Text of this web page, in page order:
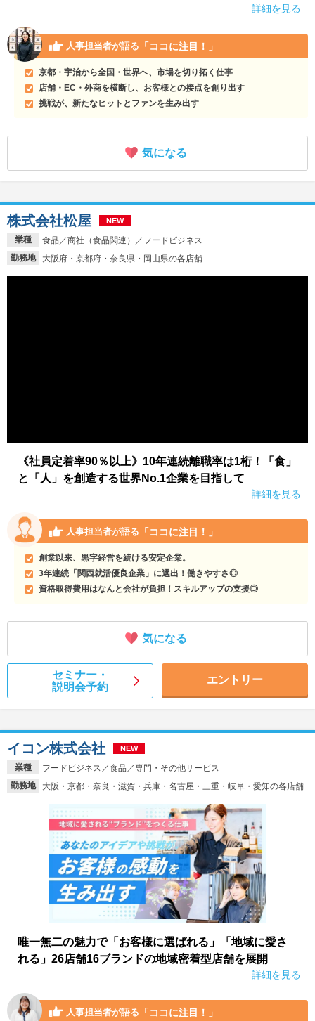
詳細を見る
人事担当者が語る 「ココに注目！」
京都・宇治から全国・世界へ、市場を切り拓く仕事
店舗・EC・外商を横断し、お客様との接点を創り出す
挑戦が、新たなヒットとファンを生み出す
気になる
業種
食品／商社（食品関連）／フードビジネス
勤務地
大阪府・京都府・奈良県・岡山県の各店舗
株式会社松屋 NEW
《社員定着率90％以上》10年連続離職率は1桁！「食」
と「人」を創造する世界No.1企業を目指して
詳細を見る
人事担当者が語る 「ココに注目！」
創業以来、黒字経営を続ける安定企業。
3年連続「関西就活優良企業」に選出！働きやすさ◎
資格取得費用はなんと会社が負担！スキルアップの支援◎
気になる
セミナー・
説明会予約
エントリー
業種
フードビジネス／食品／専門・その他サービス
勤務地
大阪・京都・奈良・滋賀・兵庫・名古屋・三重・岐阜・愛知の各店舗
イコン株式会社 NEW
唯一無二の魅力で「お客様に選ばれる」「地域に愛さ
れる」26店舗16ブランドの地域密着型店舗を展開
詳細を見る
人事担当者が語る 「ココに注目！」